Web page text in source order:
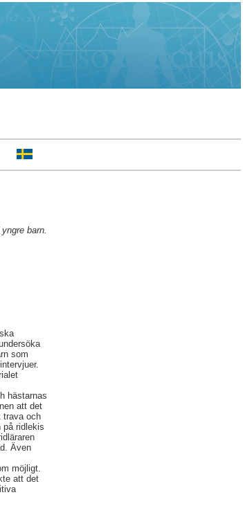
barn.
som
hästarnas
att det
trava och
på ridlekis
Även
möjligt.
att det